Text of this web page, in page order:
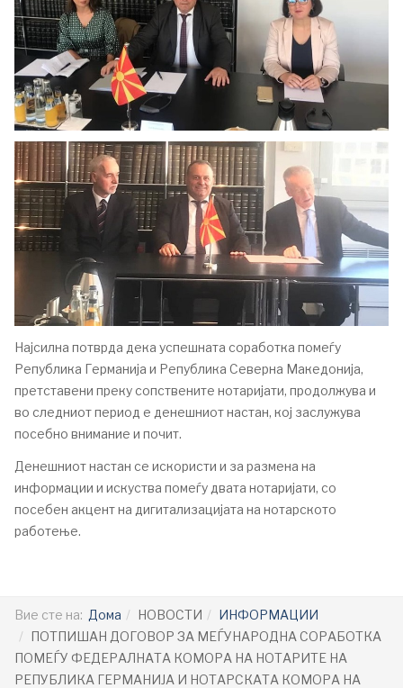
Најсилна потврда дека успешната соработка помеѓу
Република Германија и Република Северна Македонија,
претставени преку сопствените нотаријати, продолжува и
во следниот период е денешниот настан, кој заслужува
посебно внимание и почит.
Денешниот настан се искористи и за размена на
информации и искуства помеѓу двата нотаријати, со
посебен акцент на дигитализацијата на нотарското
работење.
Вие сте на: Дома НОВОСТИ
ИНФОРМАЦИИ
ПОТПИШАН ДОГОВОР ЗА МЕЃУНАРОДНА СОРАБОТКА
ПОМЕЃУ ФЕДЕРАЛНАТА КОМОРА НА НОТАРИТЕ НА
РЕПУБЛИКА ГЕРМАНИЈА И НОТАРСКАТА КОМОРА НА